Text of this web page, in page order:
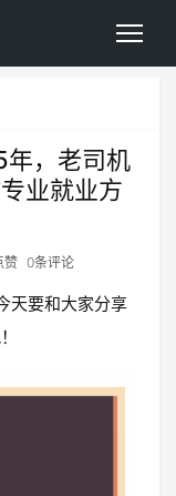
年，老司机
业就业方
赞 0条评论
天要和大家分享